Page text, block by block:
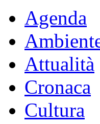
Agenda
Attualità
Cronaca
Cultura